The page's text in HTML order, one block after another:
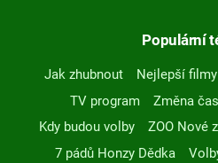
Populární
Jak zhubnout Nejlepší
TV program
Změna
Kdy budou volby
ZOO Nové
7 pádů Honzy Dědka